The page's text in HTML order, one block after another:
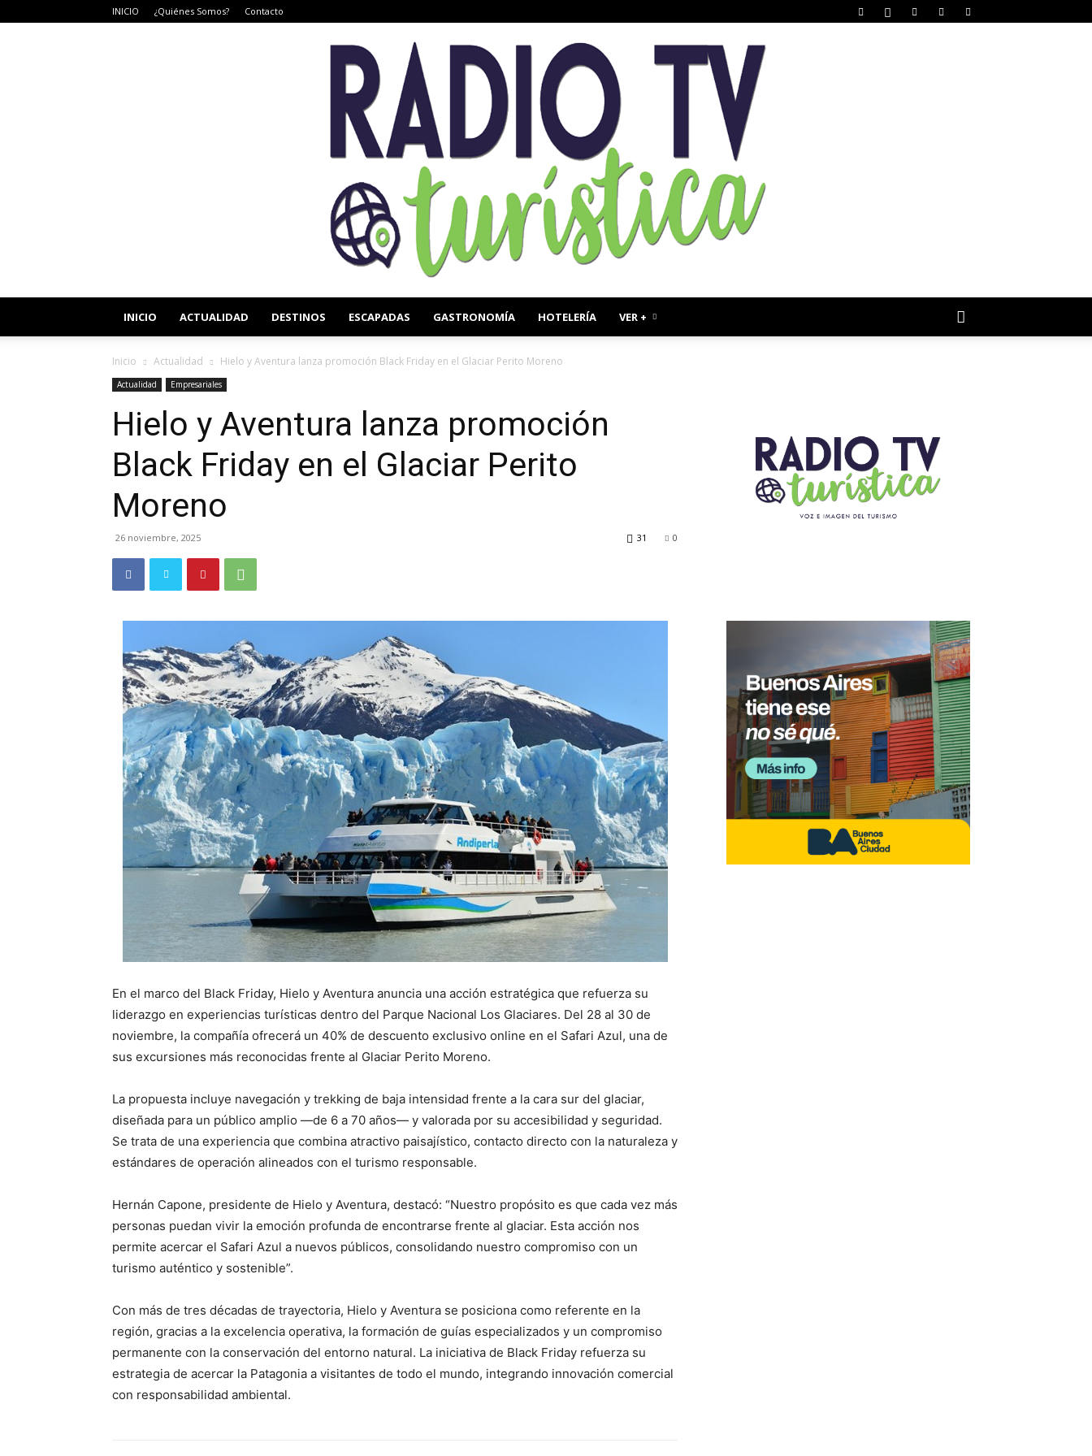
INICIO ¿Quiénes Somos? Contacto
TV
INICIO ACTUALIDAD DESTINOS ESCAPADAS GASTRONOMÍA HOTELERÍA VER +
Inicio Actualidad Hielo y Aventura lanza promoción Black Friday en el Glaciar Perito Moreno
Actualidad Empresariales
Hielo y Aventura lanza promoción
Black Friday en el Glaciar Perito
Moreno
26 noviembre, 2025 0
31
En el marco del Black Friday, Hielo y Aventura anuncia una acción estratégica que refuerza su
liderazgo en experiencias turísticas dentro del Parque Nacional Los Glaciares. Del 28 al 30 de
noviembre, la compañía ofrecerá un 40% de descuento exclusivo online en el Safari Azul, una de
sus excursiones más reconocidas frente al Glaciar Perito Moreno.
La propuesta incluye navegación y trekking de baja intensidad frente a la cara sur del glaciar,
diseñada para un público amplio —de 6 a 70 años— y valorada por su accesibilidad y seguridad.
Se trata de una experiencia que combina atractivo paisajístico, contacto directo con la naturaleza y
estándares de operación alineados con el turismo responsable.
Hernán Capone, presidente de Hielo y Aventura, destacó: “Nuestro propósito es que cada vez más
personas puedan vivir la emoción profunda de encontrarse frente al glaciar. Esta acción nos
permite acercar el Safari Azul a nuevos públicos, consolidando nuestro compromiso con un
turismo auténtico y sostenible”.
Con más de tres décadas de trayectoria, Hielo y Aventura se posiciona como referente en la
región, gracias a la excelencia operativa, la formación de guías especializados y un compromiso
permanente con la conservación del entorno natural. La iniciativa de Black Friday refuerza su
estrategia de acercar la Patagonia a visitantes de todo el mundo, integrando innovación comercial
con responsabilidad ambiental.